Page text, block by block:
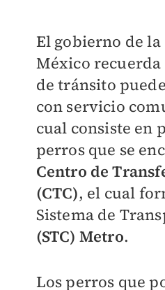
El gobierno de
México
de tránsito
con servicio
cual consiste en
perros que se
Centro de
(CTC), el cual
Sistema de
(STC) Metro.
Los perros que